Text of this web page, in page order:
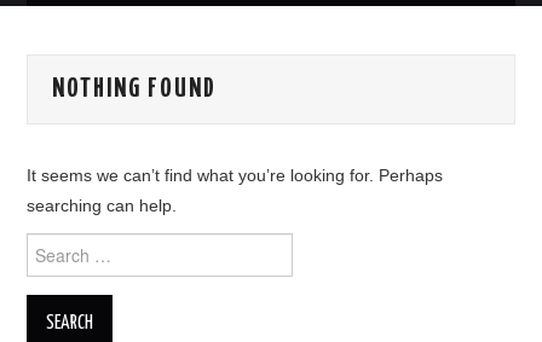
NOTHING FOUND
It seems we can’t find what you’re looking for. Perhaps
searching can help.
for: